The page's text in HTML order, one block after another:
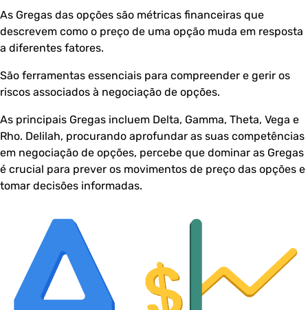
As Gregas das opções são métricas financeiras que
descrevem como o preço de uma opção muda em resposta
a diferentes fatores.
São ferramentas essenciais para compreender e gerir os
riscos associados à negociação de opções.
As principais Gregas incluem Delta, Gamma, Theta, Vega e
Rho. Delilah, procurando aprofundar as suas competências
em negociação de opções, percebe que dominar as Gregas
é crucial para prever os movimentos de preço das opções e
tomar decisões informadas.